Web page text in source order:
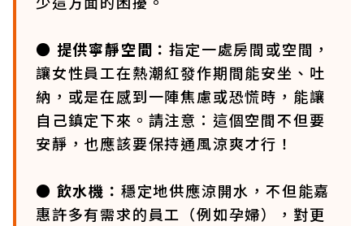
● 提供寧靜空間：指定一處房間或空間，
讓女性員工在熱潮紅發作期間能安坐、吐
納，或是在感到一陣焦慮或恐慌時，能讓
自己鎮定下來。請注意：這個空間不但要
安靜，也應該要保持通風涼爽才行！
● 飲水機： 穩定地供應涼開水，不但能嘉
惠許多有需求的員工（例如孕婦），對更